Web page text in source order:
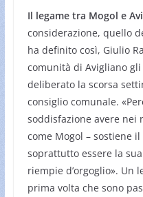
Il legame tra Mogol e
considerazione, quello
ha definito così, Giulio
comunità di Avigliano
deliberato la scorsa
consiglio comunale.
soddisfazione avere
come Mogol – sostiene
soprattutto essere la
riempie d’orgoglio». Un
prima volta che sono